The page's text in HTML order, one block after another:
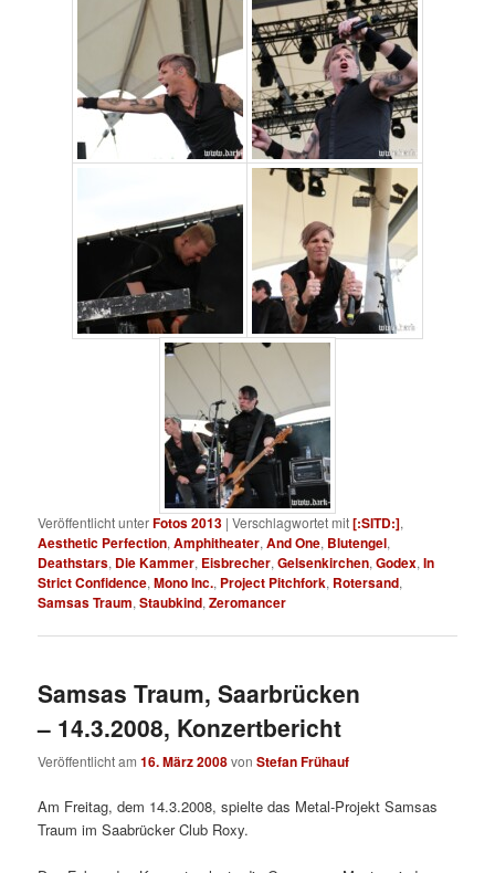
Veröffentlicht unterFotos 2013 |Verschlagwortet mit[:SITD:],
Aesthetic Perfection,Amphitheater,And One, Blutengel,
Deathstars, Die Kammer, Eisbrecher,Gelsenkirchen,Godex,In
Strict Confidence,Mono Inc., Project Pitchfork, Rotersand,
Samsas Traum,Staubkind,Zeromancer
Samsas Traum, Saarbrücken
– 14.3.2008, Konzertbericht
Veröffentlicht am16. März 2008vonStefan Frühauf
Am Freitag, dem 14.3.2008, spielte das Metal-Projekt Samsas
Traum im Saabrücker Club Roxy.